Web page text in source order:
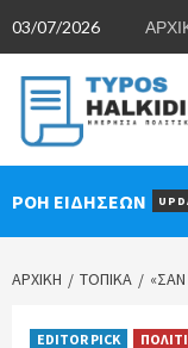
content
03/07/2026
ΡΟΗ ΕΙΔΗΣΕΩΝ
ΑΡΧΙΚΉ ΤΟΠΙΚΑ
EDITOR PICK